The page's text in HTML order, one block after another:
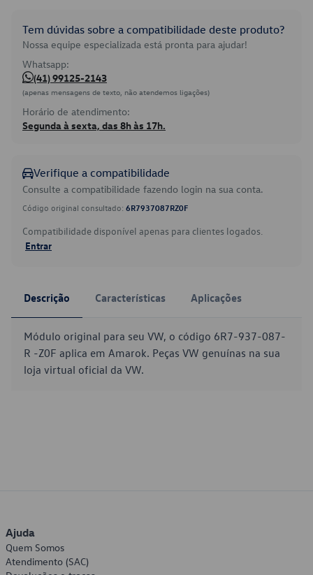
Tem dúvidas sobre a compatibilidade deste produto?
Nossa equipe especializada está pronta para ajudar!
Whatsapp:
(41) 99125-2143
(apenas mensagens de texto, não atendemos ligações)
Horário de atendimento:
Segunda à sexta, das 8h às 17h.
Verifique a compatibilidade
Consulte a compatibilidade fazendo login na sua conta.
Código original consultado: 6R7937087RZ0F
Compatibilidade disponível apenas para clientes logados.
Entrar
Descrição Características Aplicações
Módulo original para seu VW, o código 6R7-937-087-
R -Z0F aplica em Amarok. Peças VW genuínas na sua
loja virtual oficial da VW.
Ajuda
Quem Somos
Atendimento (SAC)